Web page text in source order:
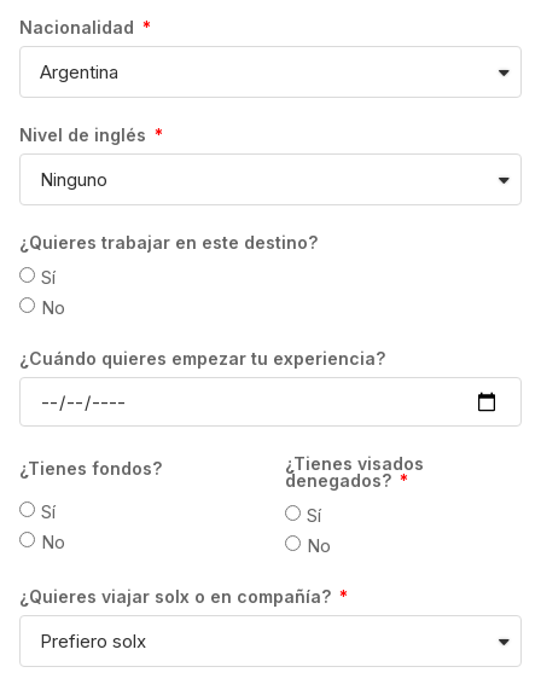
CANCELACIONES:
de semanas contratadas, así como del perfil
de cada estudiante. En todo caso, la
devolución se efectuará en la moneda local
del destino, por lo que el importe devuelto al
correrán a cuenta del estudiante. GrowPro
ningún caso, de la devolución del importe ya
pagado por el estudiante, si la escuela
determina retener el pago de matrícula en
concepto de gastos de gestión atendiendo a
sus propias condiciones. Asimismo, el plazo
cada una de las escuelas.
Nacionalidad
Nivel de inglés
¿Quieres trabajar en este destino?
Sí
No
¿Cuándo quieres empezar tu experiencia?
¿Tienes fondos?
Sí
No
¿Tienes visados
denegados?
Sí
No
¿Quieres viajar solx o en compañía?